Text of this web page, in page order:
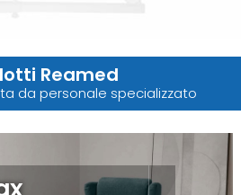
Reamed
da personale specializzato